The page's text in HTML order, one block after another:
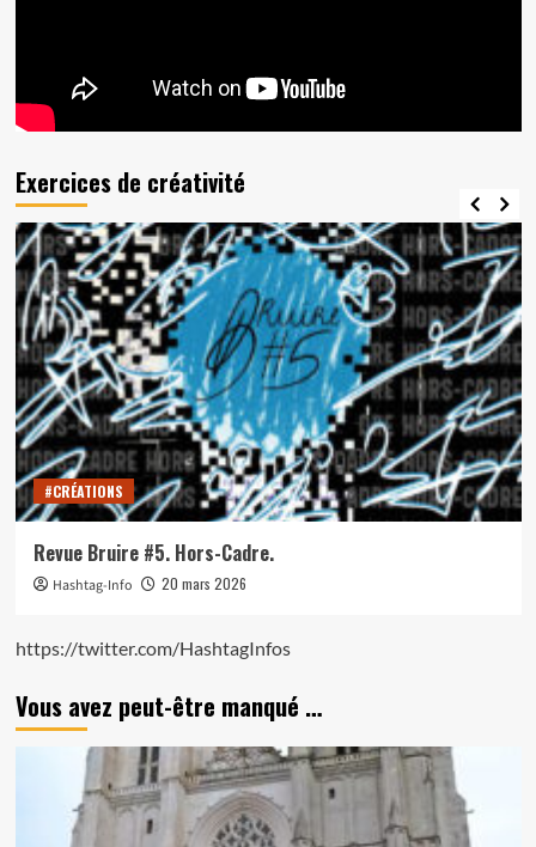
Exercices de créativité
#CRÉATIONS
Revue Bruire #5. Hors-Cadre.
Hashtag-Info 20 mars 2026
https://twitter.com/HashtagInfos
Vous avez peut-être manqué …